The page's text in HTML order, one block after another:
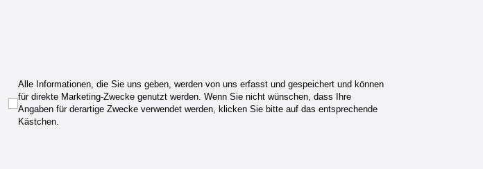
Alle Informationen, die Sie uns geben, werden von uns erfasst und gespeichert und können für direkte
Alle Informationen, die Sie uns geben, werden von uns erfasst und gespeichert und können
für direkte Marketing-Zwecke genutzt werden. Wenn Sie nicht wünschen, dass Ihre
Angaben für derartige Zwecke verwendet werden, klicken Sie bitte auf das entsprechende
Kästchen.